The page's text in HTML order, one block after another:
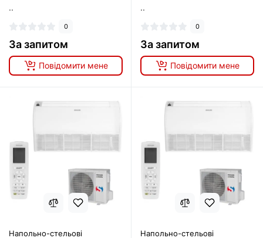
..
0
За запитом
Повідомити мене
..
0
За запитом
Повідомити мене
Напольно-стельові
Напольно-стельові